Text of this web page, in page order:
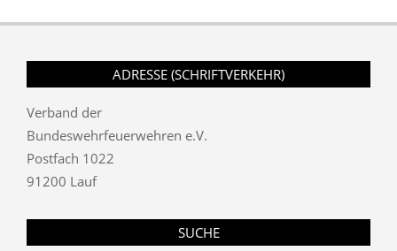
ADRESSE (SCHRIFTVERKEHR)
Verband der
Bundeswehrfeuerwehren e.V.
Postfach 1022
91200 Lauf
SUCHE